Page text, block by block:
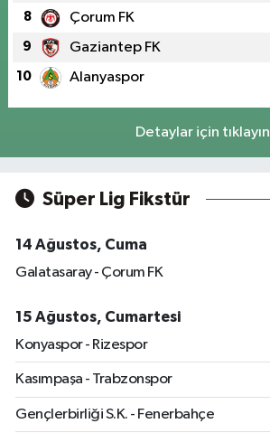
8 Çorum FK
9 Gaziantep FK
10 Alanyaspor
Detaylar için tıklayın
Süper Lig Fikstür
14 Ağustos, Cuma
Galatasaray - Çorum FK
15 Ağustos, Cumartesi
Konyaspor - Rizespor
Kasımpaşa - Trabzonspor
Gençlerbirliği S.K. - Fenerbahçe